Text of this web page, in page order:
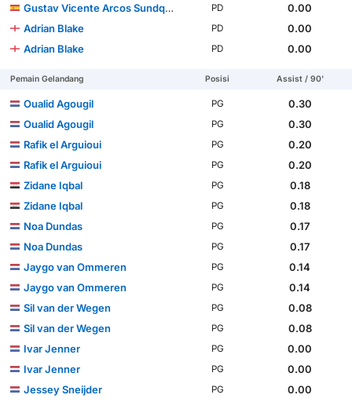
Gustav Vicente Arcos Sundqvist
PD
0.00
Adrian Blake
PD
0.00
Adrian Blake
PD 0.00
Pemain Gelandang Posisi Assist / 90'
Oualid Agougil PG
0.30
Oualid Agougil
PG
0.30
Rafik el Arguioui
PG
0.20
Rafik el Arguioui
PG
0.20
Zidane Iqbal
PG
0.18
Zidane Iqbal
PG
0.18
Noa Dundas
PG
0.17
Noa Dundas
PG
0.17
Jaygo van Ommeren
PG
0.14
Jaygo van Ommeren
PG
0.14
Sil van der Wegen
PG
0.08
Sil van der Wegen
PG
0.08
Ivar Jenner
PG
0.00
Ivar Jenner
PG
0.00
Jessey Sneijder
PG
0.00